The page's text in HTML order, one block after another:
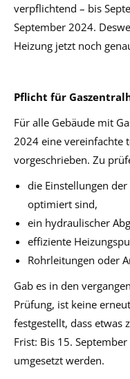
verpflichtend – bis
September 2024.
Heizung jetzt noch
Pflicht für
Für alle Gebäude mit
2024 eine vereinfachte
vorgeschrieben. Zu
die Einstellungen
optimiert sind,
ein hydraulischer
effiziente
Rohrleitungen oder
Gab es in den
Prüfung, ist keine
festgestellt, dass etwas
Frist: Bis 15.
umgesetzt werden.